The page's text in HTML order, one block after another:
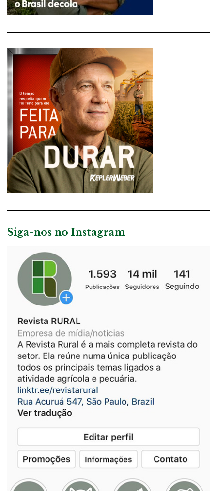
Siga-nos no Instagram